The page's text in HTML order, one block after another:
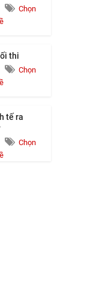
Chọn
thi
Chọn
tế ra
Chọn